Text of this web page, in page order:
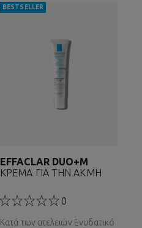
BESTSELLER
EFFACLAR DUO+M
ΚΡΕΜΑ ΓΙΑ ΤΗΝ ΑΚΜΗ
0
Κατά των ατελειών Ενυδατικό